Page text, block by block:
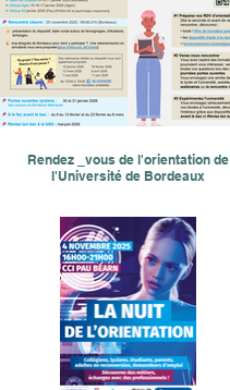
Rendez _vous de l'orientation de
l'Université de Bordeaux